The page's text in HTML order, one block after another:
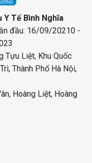
Y Tế Bình Nghĩa
đầu: 16/09/20210 -
Tựu Liệt, Khu Quốc
Thành Phố Hà Nội,
Hoàng Liệt, Hoàng